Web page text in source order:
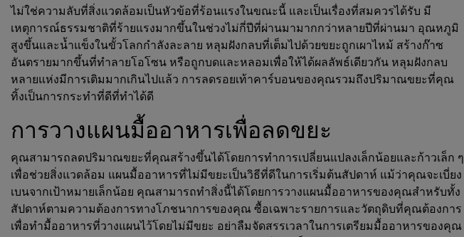
ไม่ใช่ความลับที่สิ่งแวดล้อมเป็นหัวข้อที่ร้อนแรงในขณะนี้ และเป็นเรื่องที่สมควรได้รับ มี
เหตุการณ์ธรรมชาติที่ร้ายแรงมากขึ้นในช่วงไม่กี่ปีที่ผ่านมามากกว่าหลายปีที่ผ่านมา อุณหภูมิ
สูงขึ้นและน้ำแข็งในขั้วโลกกำลังละลาย หลุมฝังกลบที่เต็มไปด้วยขยะถูกเผาไหม้ สร้างก๊าซ
อันตรายมากขึ้นที่ทำลายโอโซน หรือถูกบดและหลอมเพื่อให้ได้ผลลัพธ์เดียวกัน หลุมฝังกลบ
หลายแห่งมีการเติมมากเกินไปแล้ว การลดรอยเท้าคาร์บอนของคุณรวมถึงปริมาณขยะที่คุณ
ทิ้งเป็นการกระทำที่ดีที่ทำได้ดี
การวางแผนมื้ออาหารเพื่อลดขยะ
คุณสามารถลดปริมาณขยะที่คุณสร้างขึ้นได้โดยการทำการเปลี่ยนแปลงเล็กน้อยและก้าวเล็ก ๆ
เพื่อช่วยสิ่งแวดล้อม แผนมื้ออาหารที่ไม่มีขยะเป็นวิธีที่ดีในการเริ่มต้นสัปดาห์ แม้ว่าคุณจะเบี่ยง
เบนจากเป้าหมายเล็กน้อย คุณสามารถทำสิ่งนี้ได้โดยการวางแผนมื้ออาหารของคุณสำหรับทั้ง
สัปดาห์ตามความต้องการทางโภชนาการของคุณ ซื้อเฉพาะรายการและวัตถุดิบที่คุณต้องการ
เพื่อทำมื้ออาหารที่วางแผนไว้โดยไม่มีขยะ อย่าลืมจัดสรรเวลาในการเตรียมมื้ออาหารของคุณ